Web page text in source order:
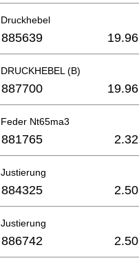
Druckhebel
885639 19.96
DRUCKHEBEL (B)
887700 19.96
Feder Nt65ma3
881765 2.32
Justierung
884325 2.50
Justierung
886742 2.50